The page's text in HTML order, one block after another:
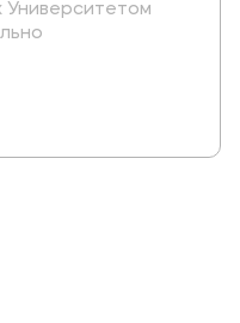
Университетом